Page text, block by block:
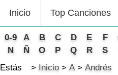
Inicio Top Canciones
0-9 A B C D E F
N
Ñ O P Q R S
Estás
Inicio A
Andrés